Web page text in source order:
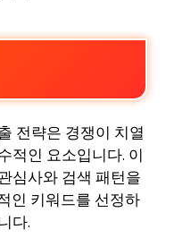
전략은 경쟁이 치열
적인 요소입니다. 이
심사와 검색 패턴을
인 키워드를 선정하
다.